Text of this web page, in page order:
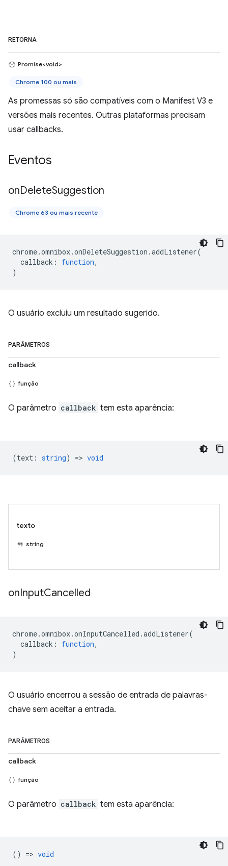
RETORNA
Promise<void>
Chrome 100 ou mais
As promessas só são compatíveis com o Manifest V3 e
versões mais recentes. Outras plataformas precisam
usar callbacks.
Eventos
onDeleteSuggestion
Chrome 63 ou mais recente
chrome.omnibox.onDeleteSuggestion .addListener(
callback : function,
)
O usuário excluiu um resultado sugerido.
PARÂMETROS
callback
função
O parâmetro callback tem esta aparência:
(text : string) => void
texto
string
onInputCancelled
chrome.omnibox.onInputCancelled .addListener(
callback : function,
)
O usuário encerrou a sessão de entrada de palavras-
chave sem aceitar a entrada.
PARÂMETROS
callback
função
O parâmetro callback tem esta aparência:
() => void